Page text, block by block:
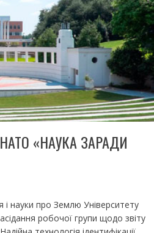
«НАУКА ЗАРАДИ
і науки про Землю Університету
робочої групи щодо звіту